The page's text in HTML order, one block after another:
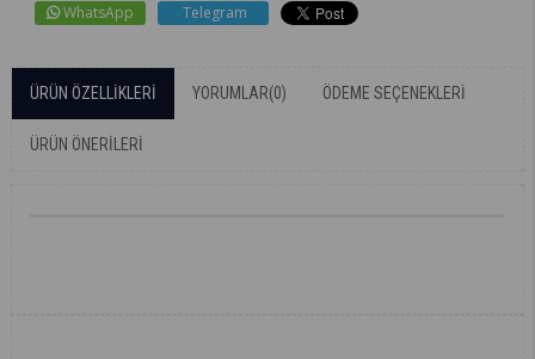
WhatsApp Telegram
ÜRÜN ÖZELLIKLERI YORUMLAR(0) ÖDEME SEÇENEKLERI
ÜRÜN ÖNERILERI